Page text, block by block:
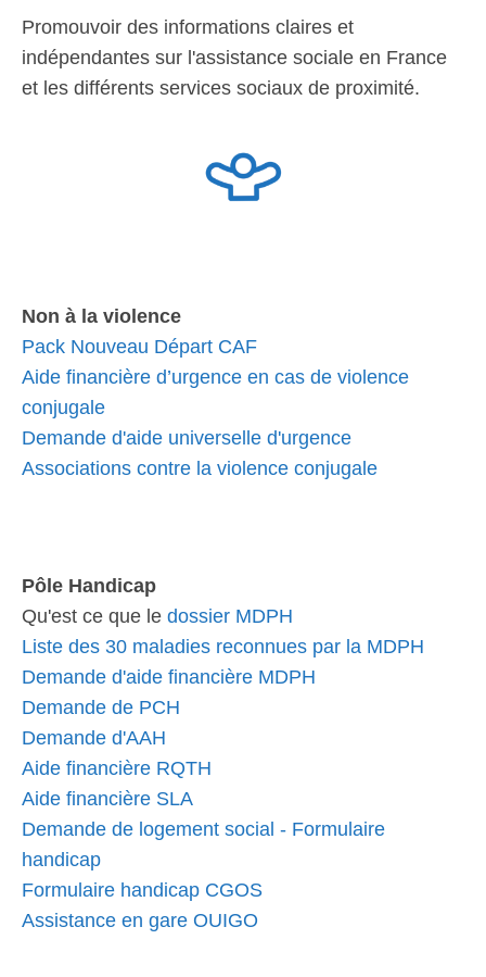
Promouvoir des informations claires et
indépendantes sur l'assistance sociale en France
et les différents services sociaux de proximité.
Non à la violence
Pack Nouveau Départ CAF
Aide financière d’urgence en cas de violence
conjugale
Demande d'aide universelle d'urgence
Associations contre la violence conjugale
Pôle Handicap
Qu'est ce que le dossier MDPH
Liste des 30 maladies reconnues par la MDPH
Demande d'aide financière MDPH
Demande de PCH
Demande d'AAH
Aide financière RQTH
Aide financière SLA
Demande de logement social - Formulaire
handicap
Formulaire handicap CGOS
Assistance en gare OUIGO